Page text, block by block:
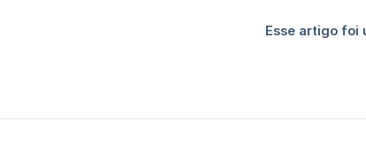
Esse artigo foi